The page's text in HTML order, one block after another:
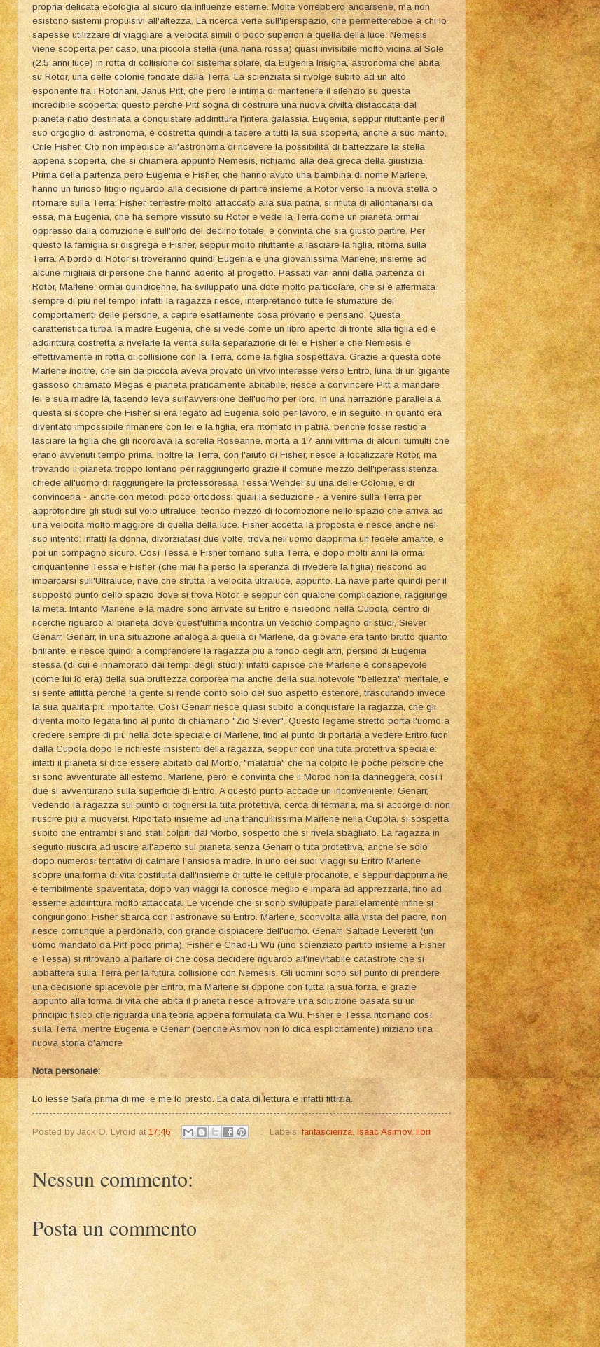
propria delicata ecologia al sicuro da influenze esterne. Molte vorrebbero andarsene, ma non
esistono sistemi propulsivi all'altezza. La ricerca verte sull'iperspazio, che permetterebbe a chi lo
sapesse utilizzare di viaggiare a velocità simili o poco superiori a quella della luce. Nemesis
viene scoperta per caso, una piccola stella (una nana rossa) quasi invisibile molto vicina al Sole
(2.5 anni luce) in rotta di collisione col sistema solare, da Eugenia Insigna, astronoma che abita
su Rotor, una delle colonie fondate dalla Terra. La scienziata si rivolge subito ad un alto
esponente fra i Rotoriani, Janus Pitt, che però le intima di mantenere il silenzio su questa
incredibile scoperta: questo perché Pitt sogna di costruire una nuova civiltà distaccata dal
pianeta natio destinata a conquistare addirittura l'intera galassia. Eugenia, seppur riluttante per il
suo orgoglio di astronoma, è costretta quindi a tacere a tutti la sua scoperta, anche a suo marito,
Crile Fisher. Ciò non impedisce all'astronoma di ricevere la possibilità di battezzare la stella
appena scoperta, che si chiamerà appunto Nemesis, richiamo alla dea greca della giustizia.
Prima della partenza però Eugenia e Fisher, che hanno avuto una bambina di nome Marlene,
hanno un furioso litigio riguardo alla decisione di partire insieme a Rotor verso la nuova stella o
ritornare sulla Terra: Fisher, terrestre molto attaccato alla sua patria, si rifiuta di allontanarsi da
essa, ma Eugenia, che ha sempre vissuto su Rotor e vede la Terra come un pianeta ormai
oppresso dalla corruzione e sull'orlo del declino totale, è convinta che sia giusto partire. Per
questo la famiglia si disgrega e Fisher, seppur molto riluttante a lasciare la figlia, ritorna sulla
Terra. A bordo di Rotor si troveranno quindi Eugenia e una giovanissima Marlene, insieme ad
alcune migliaia di persone che hanno aderito al progetto. Passati vari anni dalla partenza di
Rotor, Marlene, ormai quindicenne, ha sviluppato una dote molto particolare, che si è affermata
sempre di più nel tempo: infatti la ragazza riesce, interpretando tutte le sfumature dei
comportamenti delle persone, a capire esattamente cosa provano e pensano. Questa
caratteristica turba la madre Eugenia, che si vede come un libro aperto di fronte alla figlia ed è
addirittura costretta a rivelarle la verità sulla separazione di lei e Fisher e che Nemesis è
effettivamente in rotta di collisione con la Terra, come la figlia sospettava. Grazie a questa dote
Marlene inoltre, che sin da piccola aveva provato un vivo interesse verso Eritro, luna di un gigante
gassoso chiamato Megas e pianeta praticamente abitabile, riesce a convincere Pitt a mandare
lei e sua madre là, facendo leva sull'avversione dell'uomo per loro. In una narrazione parallela a
questa si scopre che Fisher si era legato ad Eugenia solo per lavoro, e in seguito, in quanto era
diventato impossibile rimanere con lei e la figlia, era ritornato in patria, benché fosse restio a
lasciare la figlia che gli ricordava la sorella Roseanne, morta a 17 anni vittima di alcuni tumulti che
erano avvenuti tempo prima. Inoltre la Terra, con l'aiuto di Fisher, riesce a localizzare Rotor, ma
trovando il pianeta troppo lontano per raggiungerlo grazie il comune mezzo dell'iperassistenza,
chiede all'uomo di raggiungere la professoressa Tessa Wendel su una delle Colonie, e di
convincerla - anche con metodi poco ortodossi quali la seduzione - a venire sulla Terra per
approfondire gli studi sul volo ultraluce, teorico mezzo di locomozione nello spazio che arriva ad
una velocità molto maggiore di quella della luce. Fisher accetta la proposta e riesce anche nel
suo intento: infatti la donna, divorziatasi due volte, trova nell'uomo dapprima un fedele amante, e
poi un compagno sicuro. Così Tessa e Fisher tornano sulla Terra, e dopo molti anni la ormai
cinquantenne Tessa e Fisher (che mai ha perso la speranza di rivedere la figlia) riescono ad
imbarcarsi sull'Ultraluce, nave che sfrutta la velocità ultraluce, appunto. La nave parte quindi per il
supposto punto dello spazio dove si trova Rotor, e seppur con qualche complicazione, raggiunge
la meta. Intanto Marlene e la madre sono arrivate su Eritro e risiedono nella Cupola, centro di
ricerche riguardo al pianeta dove quest'ultima incontra un vecchio compagno di studi, Siever
Genarr. Genarr, in una situazione analoga a quella di Marlene, da giovane era tanto brutto quanto
brillante, e riesce quindi a comprendere la ragazza più a fondo degli altri, persino di Eugenia
stessa (di cui è innamorato dai tempi degli studi): infatti capisce che Marlene è consapevole
(come lui lo era) della sua bruttezza corporea ma anche della sua notevole "bellezza" mentale, e
si sente afflitta perché la gente si rende conto solo del suo aspetto esteriore, trascurando invece
la sua qualità più importante. Così Genarr riesce quasi subito a conquistare la ragazza, che gli
diventa molto legata fino al punto di chiamarlo "Zio Siever". Questo legame stretto porta l'uomo a
credere sempre di più nella dote speciale di Marlene, fino al punto di portarla a vedere Eritro fuori
dalla Cupola dopo le richieste insistenti della ragazza, seppur con una tuta protettiva speciale:
infatti il pianeta si dice essere abitato dal Morbo, "malattia" che ha colpito le poche persone che
si sono avventurate all'esterno. Marlene, però, è convinta che il Morbo non la danneggerà, così i
due si avventurano sulla superficie di Eritro. A questo punto accade un inconveniente: Genarr,
vedendo la ragazza sul punto di togliersi la tuta protettiva, cerca di fermarla, ma si accorge di non
riuscire più a muoversi. Riportato insieme ad una tranquillissima Marlene nella Cupola, si sospetta
subito che entrambi siano stati colpiti dal Morbo, sospetto che si rivela sbagliato. La ragazza in
seguito riuscirà ad uscire all'aperto sul pianeta senza Genarr o tuta protettiva, anche se solo
dopo numerosi tentativi di calmare l'ansiosa madre. In uno dei suoi viaggi su Eritro Marlene
scopre una forma di vita costituita dall'insieme di tutte le cellule procariote, e seppur dapprima ne
è terribilmente spaventata, dopo vari viaggi la conosce meglio e impara ad apprezzarla, fino ad
esserne addirittura molto attaccata. Le vicende che si sono sviluppate parallelamente infine si
congiungono: Fisher sbarca con l'astronave su Eritro. Marlene, sconvolta alla vista del padre, non
riesce comunque a perdonarlo, con grande dispiacere dell'uomo. Genarr, Saltade Leverett (un
uomo mandato da Pitt poco prima), Fisher e Chao-Li Wu (uno scienziato partito insieme a Fisher
e Tessa) si ritrovano a parlare di che cosa decidere riguardo all'inevitabile catastrofe che si
abbatterà sulla Terra per la futura collisione con Nemesis. Gli uomini sono sul punto di prendere
una decisione spiacevole per Eritro, ma Marlene si oppone con tutta la sua forza, e grazie
appunto alla forma di vita che abita il pianeta riesce a trovare una soluzione basata su un
principio fisico che riguarda una teoria appena formulata da Wu. Fisher e Tessa ritornano così
sulla Terra, mentre Eugenia e Genarr (benché Asimov non lo dica esplicitamente) iniziano una
nuova storia d'amore
Nota personale:
Lo lesse Sara prima di me, e me lo prestò. La data di lettura è infatti fittizia.
Posted by Jack O. Lyroid at 17:46 Labels: fantascienza Isaac Asimov,libri
Nessun commento:
Posta un commento